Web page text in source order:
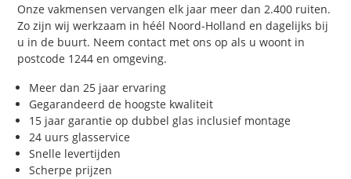
Onze vakmensen vervangen elk jaar meer dan 2.400 ruiten.
Zo zijn wij werkzaam in héél Noord-Holland en dagelijks bij
u in de buurt. Neem contact met ons op als u woont in
postcode 1244 en omgeving.
Meer dan 25 jaar ervaring
Gegarandeerd de hoogste kwaliteit
15 jaar garantie op dubbel glas inclusief montage
24 uurs glasservice
Snelle levertijden
Scherpe prijzen